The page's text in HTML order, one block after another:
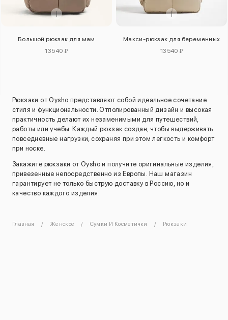
Большой рюкзак для мам
13540 ₽
Макси-рюкзак для беременных
13540 ₽
Рюкзаки от Oysho представляют собой идеальное сочетание
стиля и функциональности. Отполированный дизайн и высокая
практичность делают их незаменимыми для путешествий,
работы или учебы. Каждый рюкзак создан, чтобы выдерживать
повседневные нагрузки, сохраняя при этом легкость и комфорт
при носке.
Закажите рюкзаки от Oysho и получите оригинальные изделия,
привезенные непосредственно из Европы. Наш магазин
гарантирует не только быструю доставку в Россию, но и
качество каждого изделия.
Главная Женское Сумки И Косметички Рюкзаки